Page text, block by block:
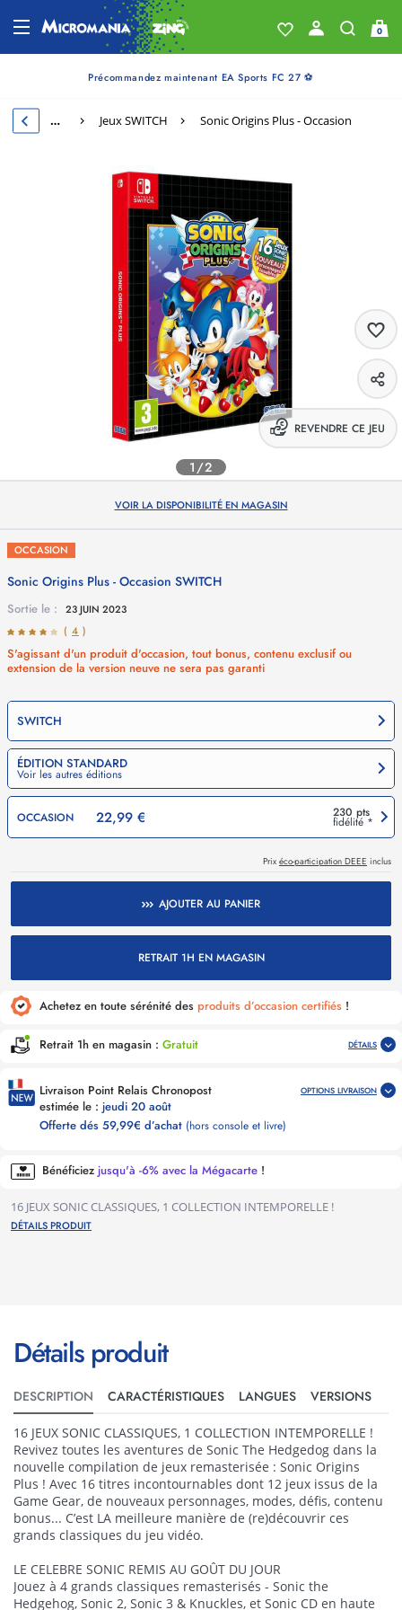
0
Précommandez maintenant EA Sports FC 27 ⚽
… Jeux SWITCH Sonic Origins Plus - Occasion
1/2
REVENDRE CE JEU
VOIR LA DISPONIBILITÉ EN MAGASIN
OCCASION
Sonic Origins Plus - Occasion SWITCH
Sortie le :
23 JUIN 2023
( 4 )
S'agissant d'un produit d'occasion, tout bonus, contenu exclusif ou
extension de la version neuve ne sera pas garanti
ÉDITION STANDARD
Voir les autres éditions
SWITCH
OCCASION 22,99 € 230 pts
fidélité *
Prix éco-participation DEEE inclus
AJOUTER AU PANIER
RETRAIT 1H EN MAGASIN
Achetez en toute sérénité des produits d’occasion certifiés !
Retrait 1h en magasin : Gratuit DÉTAILS
Livraison Point Relais Chronopost
estimée le : jeudi 20 août
Offerte dés 59,99€ d’achat (hors console et livre)
OPTIONS LIVRAISON
Bénéficiez jusqu'à -6% avec la Mégacarte !
16 JEUX SONIC CLASSIQUES, 1 COLLECTION INTEMPORELLE !
DÉTAILS PRODUIT
Détails produit
DESCRIPTION CARACTÉRISTIQUES LANGUES VERSIONS
16 JEUX SONIC CLASSIQUES, 1 COLLECTION INTEMPORELLE !
Revivez toutes les aventures de Sonic The Hedgedog dans la
nouvelle compilation de jeux remasterisée : Sonic Origins
Plus ! Avec 16 titres incontournables dont 12 jeux issus de la
Game Gear, de nouveaux personnages, modes, défis, contenu
bonus... C’est LA meilleure manière de (re)découvrir ces
grands classiques du jeu vidéo.
LE CELEBRE SONIC REMIS AU GOÛT DU JOUR
Jouez à 4 grands classiques remasterisés - Sonic the
Hedgehog, Sonic 2, Sonic 3 & Knuckles, et Sonic CD en haute